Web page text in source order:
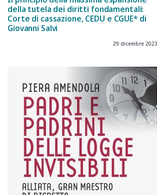
della tutela dei diritti fondamentali:
Corte di cassazione, CEDU e CGUE* di
Giovanni Salvi
29 dicembre 2023